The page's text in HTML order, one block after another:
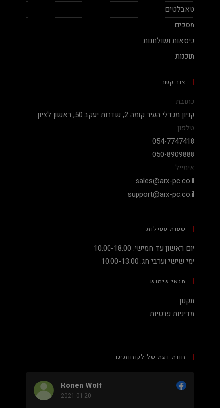
טאבלטים
מסכים
כיסאות ושולחנות
תוכנות
צור קשר
כתובת
קניון מגדלי העיר קומה 2, שדרות יעקב 50, ראשון לציון.
טלפון
054-7747418
050-8909888
אימייל
sales@arx-pc.co.il
support@arx-pc.co.il
שעות פעילות
יום ראשון עד חמישי: 10:00-18:00
ימי שישי וערבי חג: 10:00-13:00
תנאי שימוש
תקנון
מדיניות פרטיות
חוות דעת של לקוחותינו
Ronen Wolf
2021-01-20